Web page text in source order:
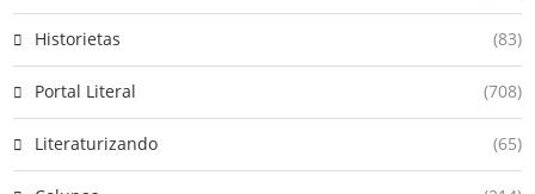
Historietas (83)
Portal Literal (708)
Literaturizando (65)